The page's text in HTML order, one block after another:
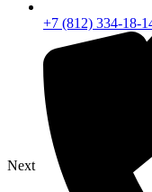
Next
+7 (812) 334-18-